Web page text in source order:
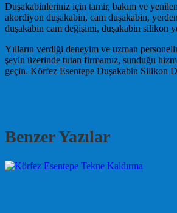
Duşakabinleriniz için tamir, bakım ve
akordiyon duşakabin, cam duşakabin,
duşakabin cam değişimi, duşakabin silikon
Yılların verdiği deneyim ve uzman
şeyin üzerinde tutan firmamız, sunduğu
geçin. Körfez Esentepe Duşakabin Silikon
Benzer Yazılar